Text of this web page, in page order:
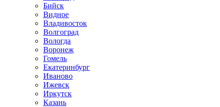
Бийск
Видное
Владивосток
Волгоград
Вологда
Воронеж
Гомель
Екатеринбург
Иваново
Ижевск
Иркутск
Казань